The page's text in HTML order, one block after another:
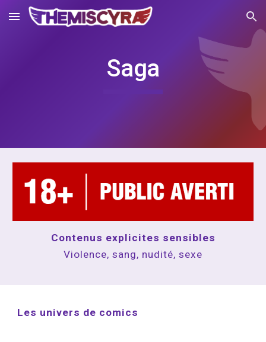
Skip to main content Skip to navigation
Saga
Contenus explicites sensibles
Violence, sang, nudité, sexe
Les univers de comics